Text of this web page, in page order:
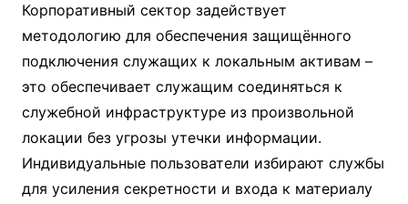
Корпоративный сектор задействует
методологию для обеспечения защищённого
подключения служащих к локальным активам –
это обеспечивает служащим соединяться к
служебной инфраструктуре из произвольной
локации без угрозы утечки информации.
Индивидуальные пользователи избирают службы
для усиления секретности и входа к материалу